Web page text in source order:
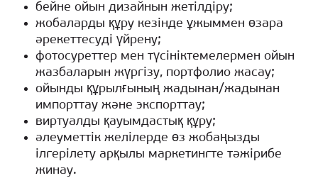
бейне ойын дизайнын жетілдіру;
жобаларды құру кезінде ұжыммен өзара
әрекеттесуді үйрену;
фотосуреттер мен түсініктемелермен ойын
жазбаларын жүргізу, портфолио жасау;
ойынды құрылғының жадынан/жадынан
импорттау және экспорттау;
виртуалды қауымдастық құру;
әлеуметтік желілерде өз жобаңызды
ілгерілету арқылы маркетингте тәжірибе
жинау.